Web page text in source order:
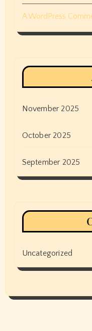
A WordPress
November 2025
October 2025
September 2025
Uncategorized